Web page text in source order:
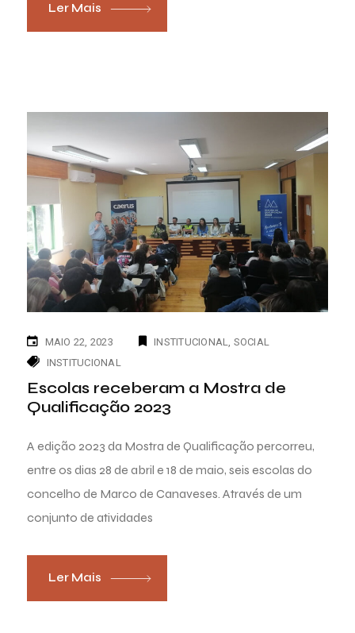
Ler Mais
MAIO 22, 2023 INSTITUCIONAL
SOCIAL
INSTITUCIONAL
Escolas receberam a Mostra de
Qualificação 2023
A edição 2023 da Mostra de Qualificação percorreu,
entre os dias 28 de abril e 18 de maio, seis escolas do
concelho de Marco de Canaveses. Através de um
conjunto de atividades
Ler Mais